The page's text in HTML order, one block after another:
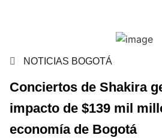
NOTICIAS BOGOTÁ
Conciertos de Shakira
impacto de $139 mil
economía de Bogotá